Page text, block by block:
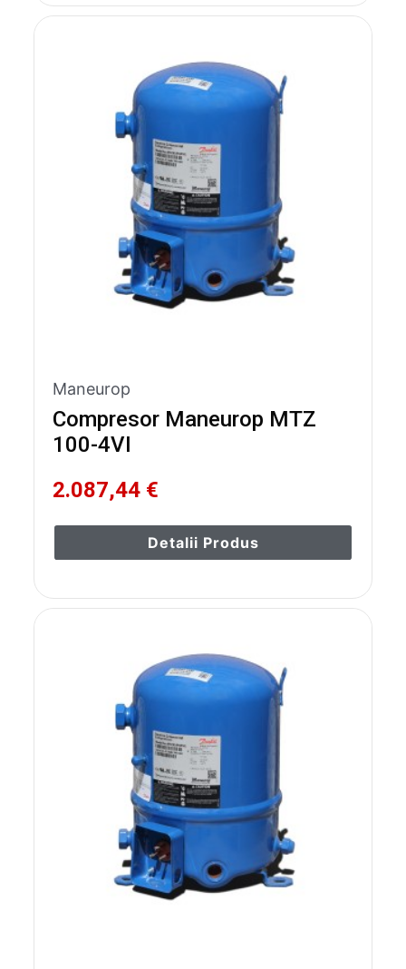
Maneurop
Compresor Maneurop MTZ
100-4VI
2.087,44 €
Detalii Produs